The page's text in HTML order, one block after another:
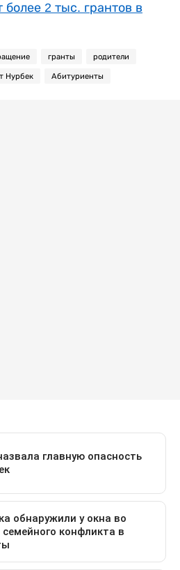
2 тыс. грантов в
гранты родители
Нурбек Абитуриенты